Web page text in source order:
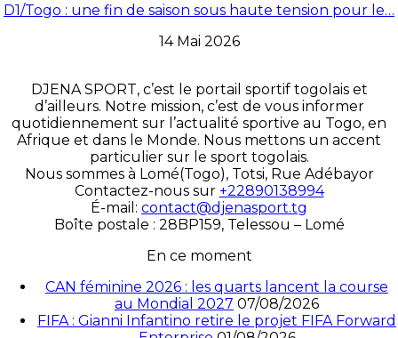
D1/Togo : une fin de saison sous haute tension pour le…
14 Mai 2026
DJENA SPORT, c’est le portail sportif togolais et
d’ailleurs. Notre mission, c’est de vous informer
quotidiennement sur l’actualité sportive au Togo, en
Afrique et dans le Monde. Nous mettons un accent
particulier sur le sport togolais.
Nous sommes à Lomé(Togo), Totsi, Rue Adébayor
Contactez-nous sur +22890138994
É-mail: contact@djenasport.tg
Boîte postale : 28BP159, Telessou – Lomé
En ce moment
CAN féminine 2026 : les quarts lancent la course
au Mondial 2027 07/08/2026
FIFA : Gianni Infantino retire le projet FIFA Forward